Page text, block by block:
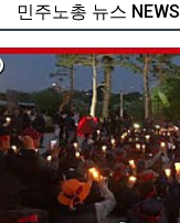
주노총 뉴스 NEWS